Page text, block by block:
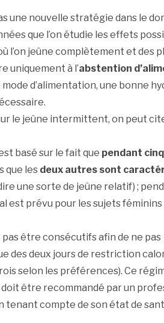
une nouvelle stratégie dans le
que l’on étudie les effets
l’on jeûne complètement et des
uniquement à l’abstention
d’alimentation, une bonne
le jeûne intermittent, on peut
basé sur le fait que pendant
que les deux autres sont
une sorte de jeûne relatif) ;
est prévu pour les sujets
être consécutifs afin de ne pas
des deux jours de restriction
selon les préférences). Ce
être recommandé par un
tenant compte de son état de